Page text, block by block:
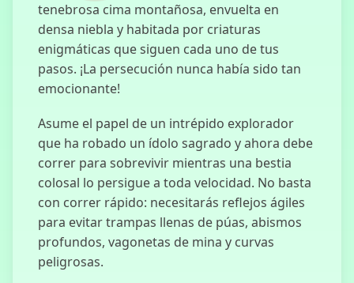
Backrooms
Bola de Fuego
en Pila
tenebrosa cima montañosa, envuelta en
densa niebla y habitada por criaturas
enigmáticas que siguen cada uno de tus
pasos. ¡La persecución nunca había sido tan
emocionante!
Asume el papel de un intrépido explorador
que ha robado un ídolo sagrado y ahora debe
correr para sobrevivir mientras una bestia
colosal lo persigue a toda velocidad. No basta
con correr rápido: necesitarás reflejos ágiles
para evitar trampas llenas de púas, abismos
profundos, vagonetas de mina y curvas
peligrosas.